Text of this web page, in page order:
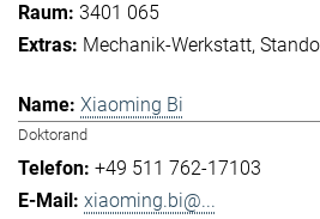
3401 065
Mechanik-Werkstatt
Xiaoming Bi
Doktorand
+49 511 762-17103
xiaoming.bi@...